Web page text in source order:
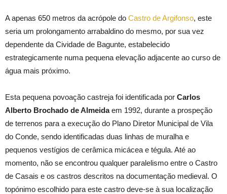
A apenas 650 metros da acrópole do Castro de Argifonso, este
seria um prolongamento arrabaldino do mesmo, por sua vez
dependente da Cividade de Bagunte, estabelecido
estrategicamente numa pequena elevação adjacente ao curso de
água mais próximo.
Esta pequena povoação castreja foi identificada por Carlos
Alberto Brochado de Almeidaem 1992, durante a prospeção
de terrenos para a execução do Plano Diretor Municipal de Vila
do Conde, sendo identificadas duas linhas de muralha e
pequenos vestígios de cerâmica micácea e tégula. Até ao
momento, não se encontrou qualquer paralelismo entre o Castro
de Casais e os castros descritos na documentação medieval. O
topónimo escolhido para este castro deve-se à sua localização